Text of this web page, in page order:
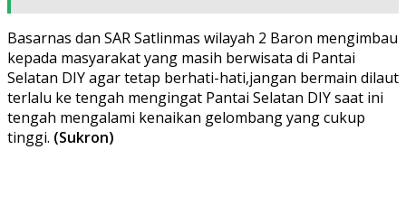
Basarnas dan SAR Satlinmas wilayah 2 Baron mengimbau
kepada masyarakat yang masih berwisata di Pantai
Selatan DIY agar tetap berhati-hati,jangan bermain dilaut
terlalu ke tengah mengingat Pantai Selatan DIY saat ini
tengah mengalami kenaikan gelombang yang cukup
tinggi. (Sukron)